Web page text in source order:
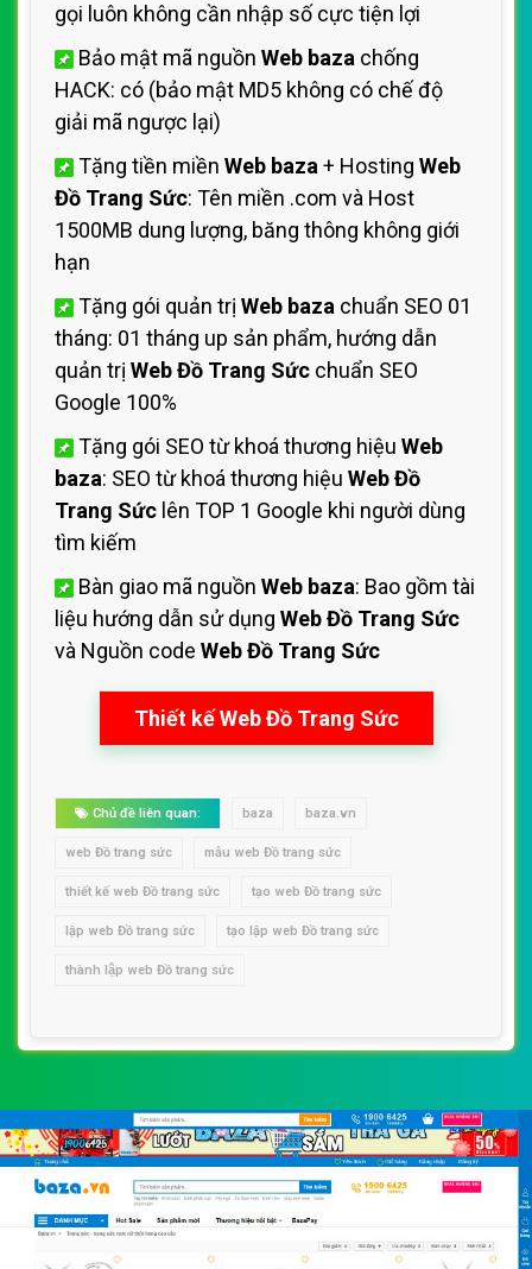
gọi luôn không cần nhập số cực tiện lợi
Bảo mật mã nguồn Web baza chống
HACK: có (bảo mật MD5 không có chế độ
giải mã ngược lại)
Tặng tiền miền Web baza + Hosting Web
Đồ Trang Sức: Tên miền .com và Host
1500MB dung lượng, băng thông không giới
hạn
Tặng gói quản trị Web baza chuẩn SEO 01
tháng: 01 tháng up sản phẩm, hướng dẫn
quản trị Web Đồ Trang Sức chuẩn SEO
Google 100%
Tặng gói SEO từ khoá thương hiệu Web
baza: SEO từ khoá thương hiệu Web Đồ
Trang Sức lên TOP 1 Google khi người dùng
tìm kiếm
Bàn giao mã nguồn Web baza: Bao gồm tài
liệu hướng dẫn sử dụng Web Đồ Trang Sức
và Nguồn code Web Đồ Trang Sức
Thiết kế Web Đồ Trang Sức
Chủ đề liên quan: baza baza.vn
web Đồ trang sức mẫu web Đồ trang sức
thiết kế web Đồ trang sức tạo web Đồ trang sức
lập web Đồ trang sức tạo lập web Đồ trang sức
thành lập web Đồ trang sức